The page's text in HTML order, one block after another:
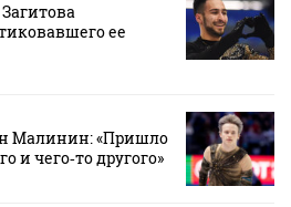
ее
Малинин: «Пришло
и чего‑то другого»